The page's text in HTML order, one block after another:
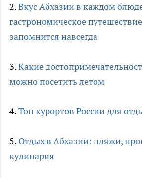
2.Вкус Абхазии в каждом
гастрономическое
запомнится навсегда
3.Какие
можно посетить летом
4.Топ курортов России для
5. Отдых в Абхазии: пляжи,
кулинария